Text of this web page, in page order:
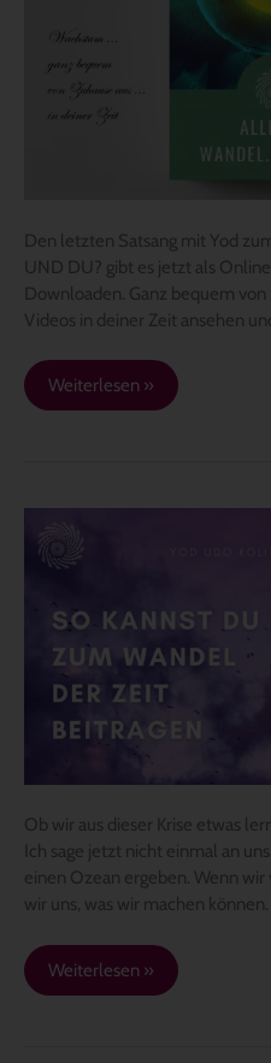
Den letzten Satsang mit Yod
UND DU? gibt es jetzt als
Downloaden. Ganz bequem von
Videos in deiner Zeit ansehen
und
Du?
Weiterlesen »
Ob wir aus dieser Krise etwas
Ich sage jetzt nicht einmal an
einen Ozean ergeben. Wenn
wir uns, was wir machen können.
kannst
du
Wandel
der
Zeit
beitragen
Weiterlesen »